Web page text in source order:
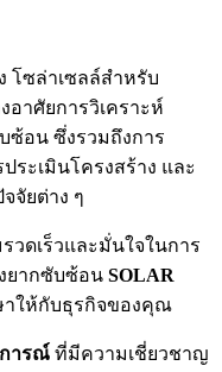
โซล่าเซลล์สำหรับ
าศัยการวิเคราะห์
ซ้อน ซึ่งรวมถึงการ
ประเมินโครงสร้าง และ
จัยต่าง ๆ
วดเร็วและมั่นใจในการ
ยากซับซ้อน SOLAR
าให้กับธุรกิจของคุณ
ารณ์ ที่มีความเชี่ยวชาญ